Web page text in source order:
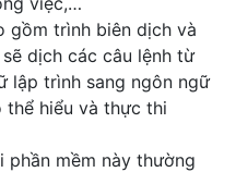
gồm trình biên dịch và
dịch các câu lệnh từ
lập trình sang ngôn ngữ
hiểu và thực thi
phần mềm này thường